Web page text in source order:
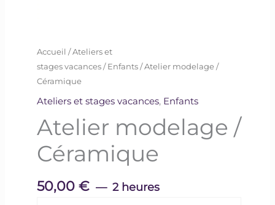
Accueil /Ateliers et
stages vacances/Enfants/ Atelier modelage /
Céramique
Ateliers et stages vacances, Enfants
Atelier modelage /
Céramique
50,00€ 2 heures